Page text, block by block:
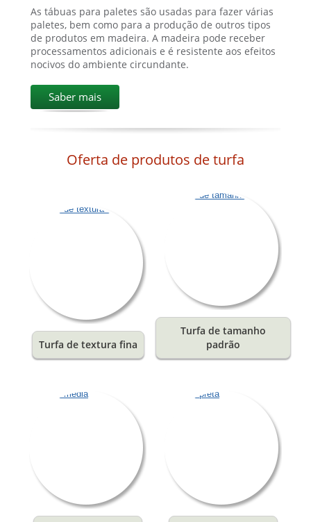
As tábuas para paletes são usadas para fazer várias
paletes, bem como para a produção de outros tipos
de produtos em madeira. A madeira pode receber
processamentos adicionais e é resistente aos efeitos
nocivos do ambiente circundante.
Saber mais
Oferta de produtos de turfa
Turfa de textura fina
Turfa de tamanho
padrão